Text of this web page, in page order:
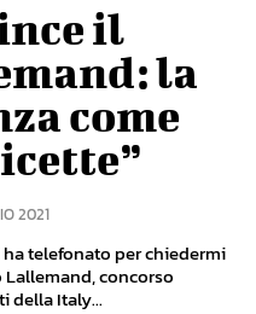
il
la
come
2021
telefonato per chiedermi
concorso
della Italy...